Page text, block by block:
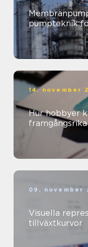
pumpteknik
14. november
Hur hobbyer
09. november
Visuella
tillväxtkurvor